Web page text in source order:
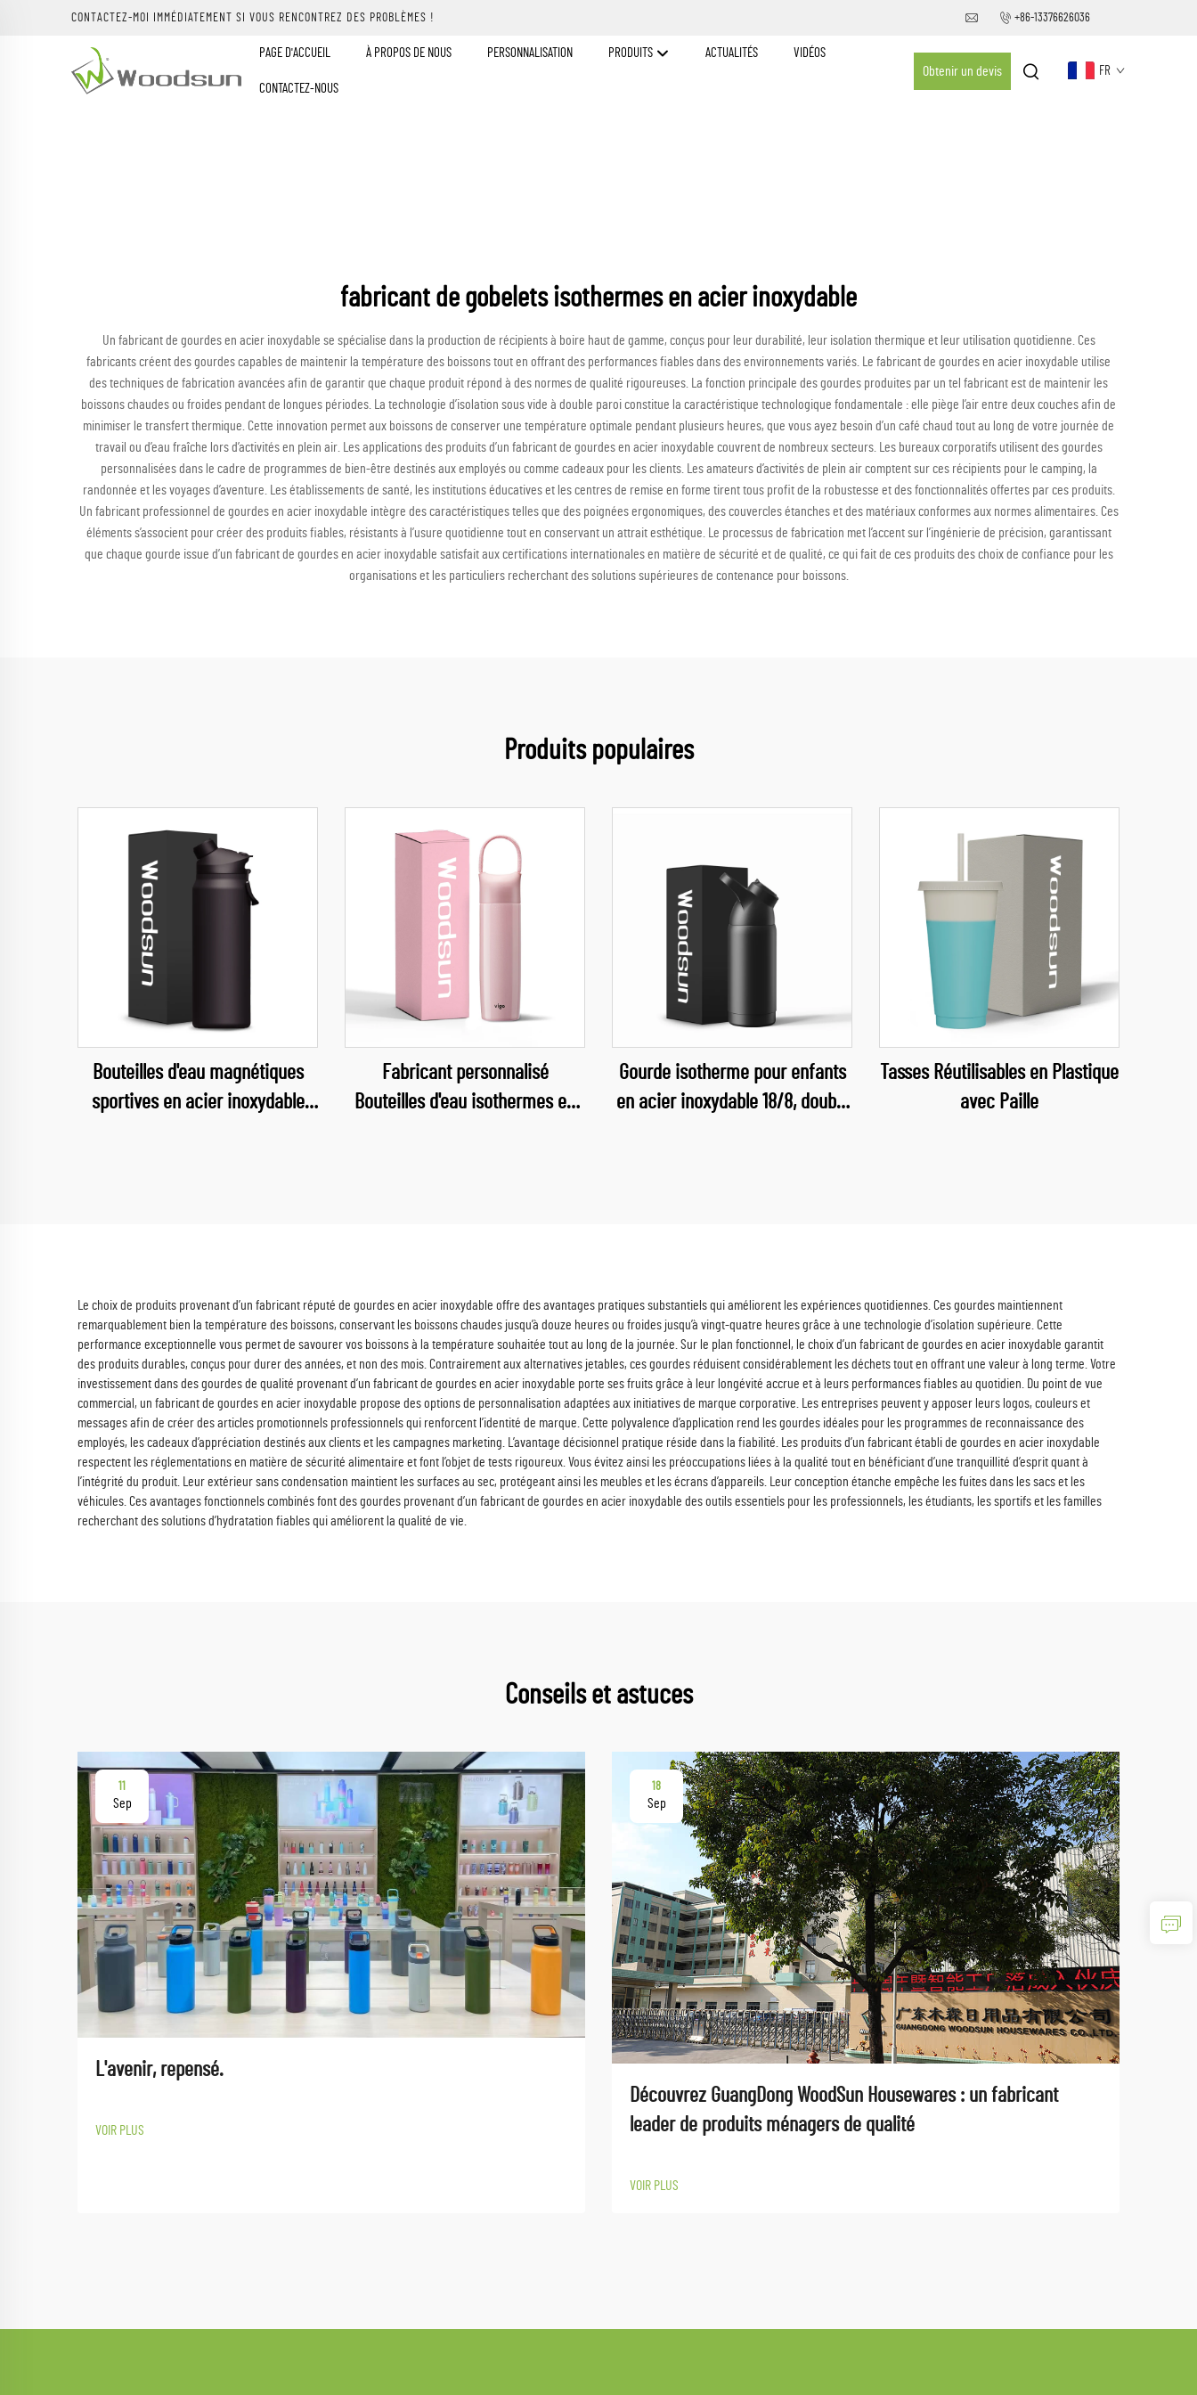
CONTACTEZ-MOI IMMÉDIATEMENT SI VOUS RENCONTREZ DES PROBLÈMES ! +86-13376626036
PAGE D'ACCUEIL À PROPOS DE NOUS PERSONNALISATION PRODUITS ACTUALITÉS VIDÉOS
CONTACTEZ-NOUS
Obtenir un devis FR
fabricant de gobelets isothermes en acier inoxydable
Un fabricant de gourdes en acier inoxydable se spécialise dans la production de récipients à boire haut de gamme, conçus pour leur durabilité, leur isolation thermique et leur utilisation quotidienne. Ces
fabricants créent des gourdes capables de maintenir la température des boissons tout en offrant des performances fiables dans des environnements variés. Le fabricant de gourdes en acier inoxydable utilise
des techniques de fabrication avancées afin de garantir que chaque produit répond à des normes de qualité rigoureuses. La fonction principale des gourdes produites par un tel fabricant est de maintenir les
boissons chaudes ou froides pendant de longues périodes. La technologie d’isolation sous vide à double paroi constitue la caractéristique technologique fondamentale : elle piège l’air entre deux couches afin de
minimiser le transfert thermique. Cette innovation permet aux boissons de conserver une température optimale pendant plusieurs heures, que vous ayez besoin d’un café chaud tout au long de votre journée de
travail ou d’eau fraîche lors d’activités en plein air. Les applications des produits d’un fabricant de gourdes en acier inoxydable couvrent de nombreux secteurs. Les bureaux corporatifs utilisent des gourdes
personnalisées dans le cadre de programmes de bien-être destinés aux employés ou comme cadeaux pour les clients. Les amateurs d’activités de plein air comptent sur ces récipients pour le camping, la
randonnée et les voyages d’aventure. Les établissements de santé, les institutions éducatives et les centres de remise en forme tirent tous profit de la robustesse et des fonctionnalités offertes par ces produits.
Un fabricant professionnel de gourdes en acier inoxydable intègre des caractéristiques telles que des poignées ergonomiques, des couvercles étanches et des matériaux conformes aux normes alimentaires. Ces
éléments s’associent pour créer des produits fiables, résistants à l’usure quotidienne tout en conservant un attrait esthétique. Le processus de fabrication met l’accent sur l’ingénierie de précision, garantissant
que chaque gourde issue d’un fabricant de gourdes en acier inoxydable satisfait aux certifications internationales en matière de sécurité et de qualité, ce qui fait de ces produits des choix de confiance pour les
organisations et les particuliers recherchant des solutions supérieures de contenance pour boissons.
Produits populaires
Bouteilles d'eau magnétiques
sportives en acier inoxydable
Fabricant personnalisé
Bouteilles d'eau isothermes en
Gourde isotherme pour enfants
en acier inoxydable 18/8, double
Tasses Réutilisables en Plastique
avec Paille
Le choix de produits provenant d’un fabricant réputé de gourdes en acier inoxydable offre des avantages pratiques substantiels qui améliorent les expériences quotidiennes. Ces gourdes maintiennent
remarquablement bien la température des boissons, conservant les boissons chaudes jusqu’à douze heures ou froides jusqu’à vingt-quatre heures grâce à une technologie d’isolation supérieure. Cette
performance exceptionnelle vous permet de savourer vos boissons à la température souhaitée tout au long de la journée. Sur le plan fonctionnel, le choix d’un fabricant de gourdes en acier inoxydable garantit
des produits durables, conçus pour durer des années, et non des mois. Contrairement aux alternatives jetables, ces gourdes réduisent considérablement les déchets tout en offrant une valeur à long terme. Votre
investissement dans des gourdes de qualité provenant d’un fabricant de gourdes en acier inoxydable porte ses fruits grâce à leur longévité accrue et à leurs performances fiables au quotidien. Du point de vue
commercial, un fabricant de gourdes en acier inoxydable propose des options de personnalisation adaptées aux initiatives de marque corporative. Les entreprises peuvent y apposer leurs logos, couleurs et
messages afin de créer des articles promotionnels professionnels qui renforcent l’identité de marque. Cette polyvalence d’application rend les gourdes idéales pour les programmes de reconnaissance des
employés, les cadeaux d’appréciation destinés aux clients et les campagnes marketing. L’avantage décisionnel pratique réside dans la fiabilité. Les produits d’un fabricant établi de gourdes en acier inoxydable
respectent les réglementations en matière de sécurité alimentaire et font l’objet de tests rigoureux. Vous évitez ainsi les préoccupations liées à la qualité tout en bénéficiant d’une tranquillité d’esprit quant à
l’intégrité du produit. Leur extérieur sans condensation maintient les surfaces au sec, protégeant ainsi les meubles et les écrans d’appareils. Leur conception étanche empêche les fuites dans les sacs et les
véhicules. Ces avantages fonctionnels combinés font des gourdes provenant d’un fabricant de gourdes en acier inoxydable des outils essentiels pour les professionnels, les étudiants, les sportifs et les familles
recherchant des solutions d’hydratation fiables qui améliorent la qualité de vie.
Conseils et astuces
11
Sep
L'avenir, repensé.
VOIR PLUS
18
Sep
Découvrez GuangDong WoodSun Housewares : un fabricant
leader de produits ménagers de qualité
VOIR PLUS